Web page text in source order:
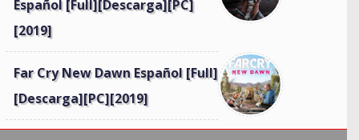
Español [Full][Descarga][PC]
[2019]
Far Cry New Dawn Español [Full]
[Descarga][PC][2019]